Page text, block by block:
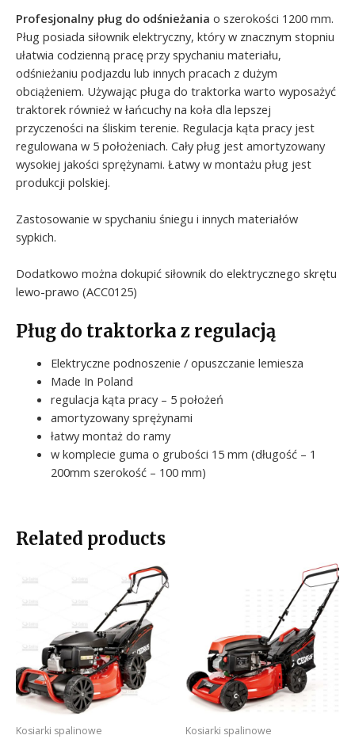
Profesjonalny pług do odśnieżania o szerokości 1200 mm.
Pług posiada siłownik elektryczny, który w znacznym stopniu
ułatwia codzienną pracę przy spychaniu materiału,
odśnieżaniu podjazdu lub innych pracach z dużym
obciążeniem. Używając pługa do traktorka warto wyposażyć
traktorek również w łańcuchy na koła dla lepszej
przyczeności na śliskim terenie. Regulacja kąta pracy jest
regulowana w 5 położeniach. Cały pług jest amortyzowany
wysokiej jakości sprężynami. Łatwy w montażu pług jest
produkcji polskiej.
Zastosowanie w spychaniu śniegu i innych materiałów
sypkich.
Dodatkowo można dokupić siłownik do elektrycznego skrętu
lewo-prawo (ACC0125)
Pług do traktorka z regulacją
Elektryczne podnoszenie / opuszczanie lemiesza
Made In Poland
regulacja kąta pracy – 5 położeń
amortyzowany sprężynami
łatwy montaż do ramy
w komplecie guma o grubości 15 mm (długość – 1
200mm szerokość – 100 mm)
Related products
Kosiarki spalinowe Kosiarki spalinowe